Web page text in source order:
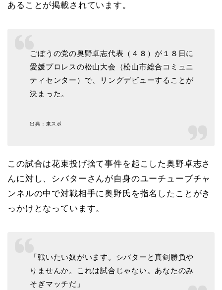
あることが掲載されています。
ごぼうの党の奥野卓志代表（４８）が１８日に
愛媛プロレスの松山大会（松山市総合コミュニ
ティセンター）で、リングデビューすることが
決まった。
出典：東スポ
この試合は花束投げ捨て事件を起こした奥野卓志さ
んに対し、シバターさんが自身のユーチューブチャ
ンネルの中で対戦相手に奥野氏を指名したことがき
っかけとなっています。
「戦いたい奴がいます。シバターと真剣勝負や
りませんか。これは試合じゃない。あなたのみ
そぎマッチだ」